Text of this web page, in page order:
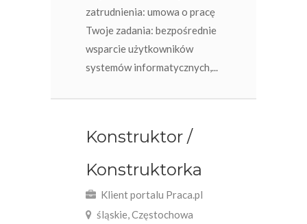
zatrudnienia: umowa o pracę​
Twoje zadania: bezpośrednie
wsparcie użytkowników
systemów informatycznych,...
Konstruktor /
Konstruktorka
Klient portalu Praca.pl
śląskie, Częstochowa